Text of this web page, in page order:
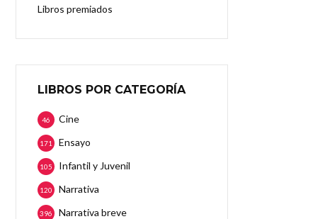
Libros premiados
LIBROS POR CATEGORÍA
Cine
46
Ensayo
171
Infantil y Juvenil
105
Narrativa
120
Narrativa breve
396